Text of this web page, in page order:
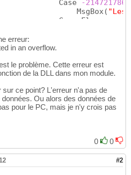
Boolean, ByVal Overwrite
DeviceToDesktop
As Boolean, ByVal
Case
-2147217865
MsgBox
(
Case Else
End Select
Else
End If
myRAPI.Disconnect
()
erreur:
in an overflow.
le problème. Cette erreur est
de la DLL dans mon module.
ce point? L'erreur n'a pas de
Ou alors des données de
pour le PC, mais je n'y crois pas
0
0
#2